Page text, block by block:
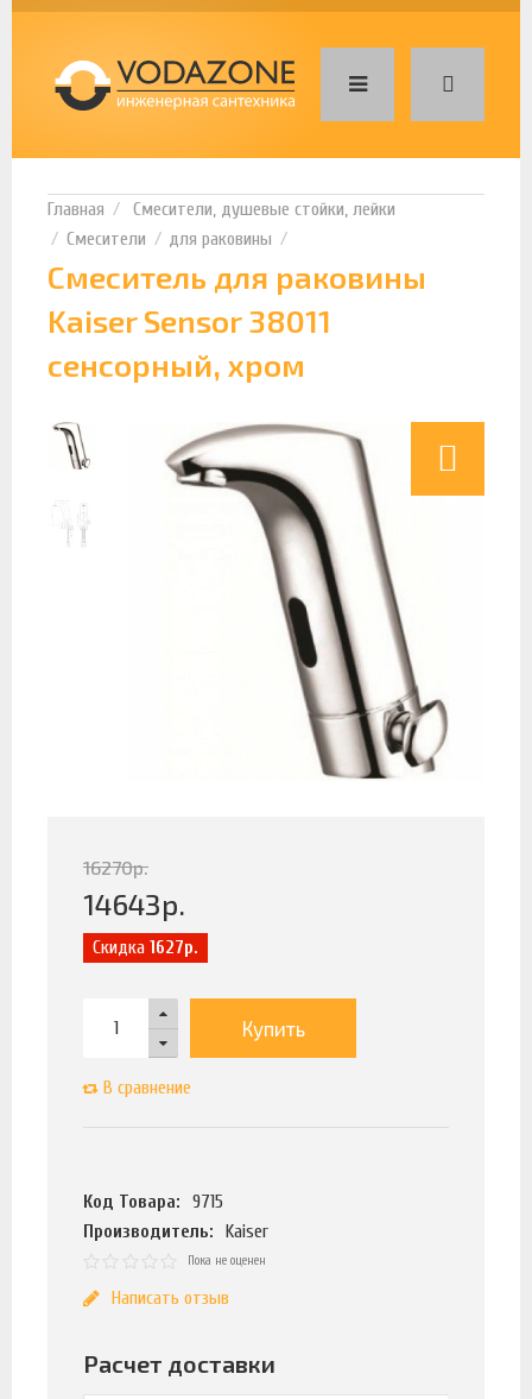
Смесители, душевые стойки, лейки
Смесители
для раковины
Смеситель для раковины
Kaiser Sensor 38011
сенсорный, хром
16270р.
14643р.
Скидка 1627р.
Купить
В сравнение
Код Товара:
9715
Производитель:
Kaiser
Пока не оценен
Написать отзыв
Расчет доставки